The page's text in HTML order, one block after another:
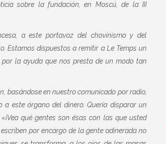
sobre la fundación, en Moscú, de la III
a este portavoz del chovinismo y del
Estamos dispuestos a remitir a Le Temps un
la ayuda que nos presta de un modo tan
basándose en nuestro comunicado por radio,
este órgano del dinero. Quería disparar un
qué gentes son ésas con las que usted
por encargo de la gente adinerada no